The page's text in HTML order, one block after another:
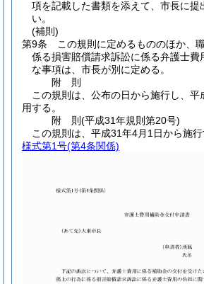
項を記載した書類を添えて、市長に提
い。
(補則)
第9条
この規則に定めるもののほか、
係る損害賠償請求訴訟に係る弁護士費
な事項は、市長が別に定める。
附 則
この規則は、公布の日から施行し、
用する。
附 則(平成31年規則第20号)
この規則は、平成31年4月1日から施行
様式第1号(第4条関係)